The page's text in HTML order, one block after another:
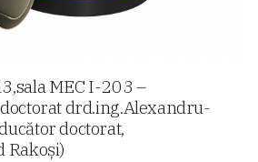
MEC I-203 –
drd.ing.Alexandru-
doctorat,
Rakoși)